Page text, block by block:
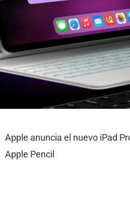
Apple anuncia el nuevo iPad
Apple Pencil